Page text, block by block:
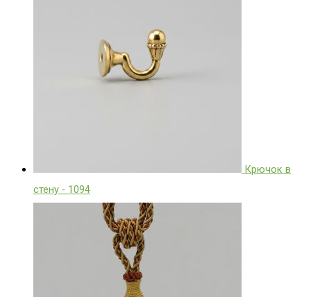
Крючок в
стену - 1094